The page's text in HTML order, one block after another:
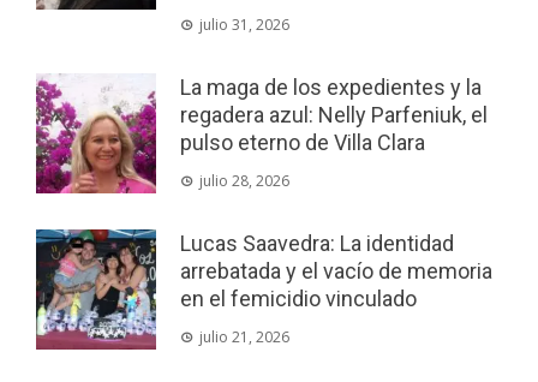
julio 31, 2026
La maga de los expedientes y la
regadera azul: Nelly Parfeniuk, el
pulso eterno de Villa Clara
julio 28, 2026
Lucas Saavedra: La identidad
arrebatada y el vacío de memoria
en el femicidio vinculado
julio 21, 2026